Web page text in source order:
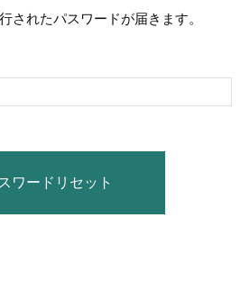
されたパスワードが届きます。